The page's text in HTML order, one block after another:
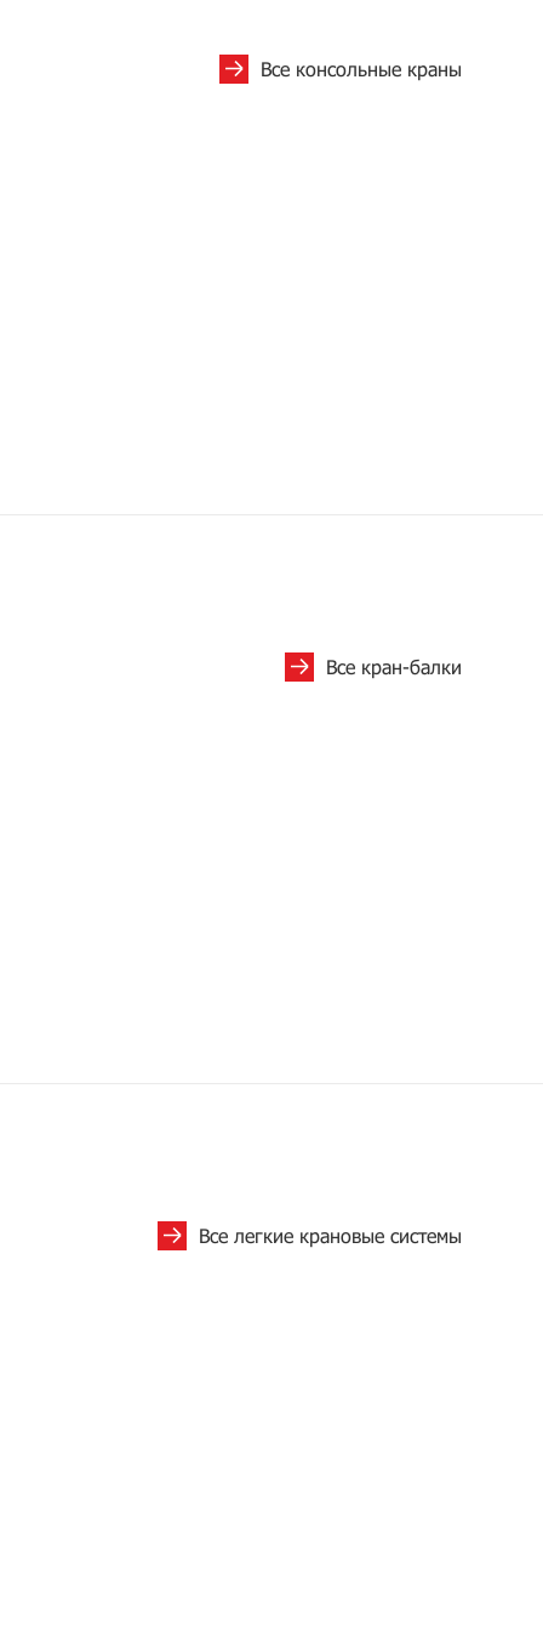
Все консольные краны
Все кран-балки
Все легкие крановые системы